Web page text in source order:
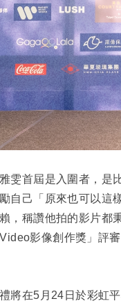
雯首屆是入圍者，是
自己「原來也可以這
，稱讚他拍的影片都
影像創作獎」評
將在5月24日於彩虹